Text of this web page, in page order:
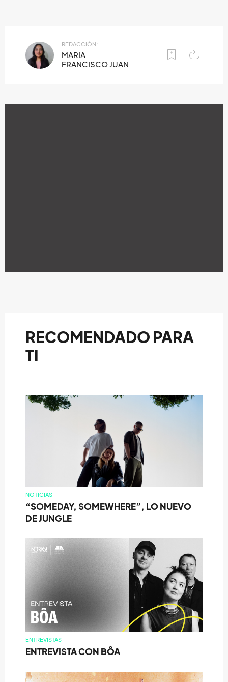
REDACCIÓN:
MARIA
FRANCISCO JUAN
RECOMENDADO PARA
TI
NOTICIAS
“SOMEDAY, SOMEWHERE”, LO NUEVO
DE JUNGLE
ENTREVISTAS
ENTREVISTA CON BÔA